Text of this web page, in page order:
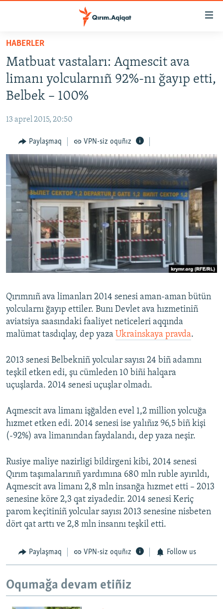
Esas
qaytmaq
Baş
navigatsiyağa
qaytmaq
Qıdıruvğa
qaytmaq
HABERLER
İQTİSADİYAT
MEDENİYET
İNSAN AQLARI
VİDEO
SÜRET
BLOGLAR
FİKİR
Русский
Українською
RFE/RS bütün saytları
HABERLER
Matbuat vastaları: Aqmescit ava
limanı yolcularnıñ 92%-nı ğayıp etti,
Belbek – 100%
13 aprel 2015, 20:50
Paylaşmaq VPN-siz oquñız
Qırımnıñ ava limanları 2014 senesi aman-aman bütün
yolcularnı ğayıp ettiler. Bunı Devlet ava hızmetiniñ
aviatsiya saasındaki faaliyet neticeleri aqqında
malümat tasdıqlay, dep yaza Ukrainskaya pravda.
2013 senesi Belbekniñ yolcular sayısı 24 biñ adamnı
teşkil etken edi, şu cümleden 10 biñi halqara
uçuşlarda. 2014 senesi uçuşlar olmadı.
Aqmescit ava limanı işğalden evel 1,2 million yolcuğa
hızmet etken edi. 2014 senesi ise yalıñız 96,5 biñ kişi
(-92%) ava limanından faydalandı, dep yaza neşir.
Rusiye maliye nazirligi bildirgeni kibi, 2014 senesi
Qırım taşımalarınıñ yardımına 680 mln ruble ayırıldı,
Aqmescit ava limanı 2,8 mln insanğa hızmet etti – 2013
senesine köre 2,3 qat ziyadedir. 2014 senesi Keriç
parom keçitiniñ yolcular sayısı 2013 senesine nisbeten
dört qat arttı ve 2,8 mln insannı teşkil etti.
Paylaşmaq VPN-siz oquñız Follow us
Oqumağa devam etiñiz